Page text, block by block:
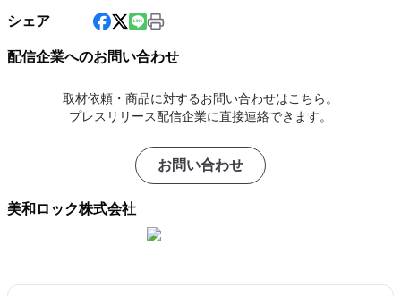
シェア
配信企業へのお問い合わせ
取材依頼・商品に対するお問い合わせはこちら。
プレスリリース配信企業に直接連絡できます。
お問い合わせ
美和ロック株式会社